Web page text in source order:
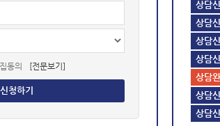
동의 [전문보기]
청하기
상담
상담
상담
상담
상담
상담
상담